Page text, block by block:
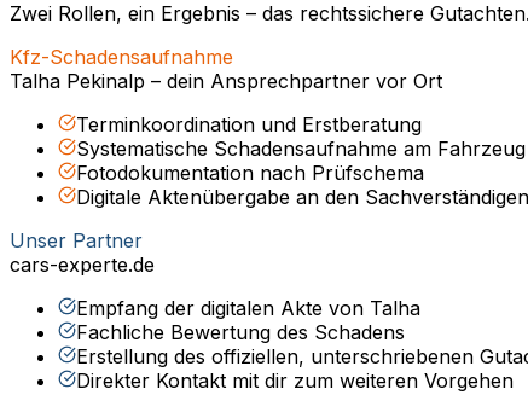
Zwei Rollen, ein Ergebnis – das rechtssichere Gutachten.
Kfz-Schadensaufnahme
Talha Pekinalp – dein Ansprechpartner vor Ort
Terminkoordination und Erstberatung
Systematische Schadensaufnahme am Fahrzeug
Fotodokumentation nach Prüfschema
Digitale Aktenübergabe an den Sachverständigen
Unser Partner
cars-experte.de
Empfang der digitalen Akte von Talha
Fachliche Bewertung des Schadens
Erstellung des offiziellen, unterschriebenen
Direkter Kontakt mit dir zum weiteren Vorgehen